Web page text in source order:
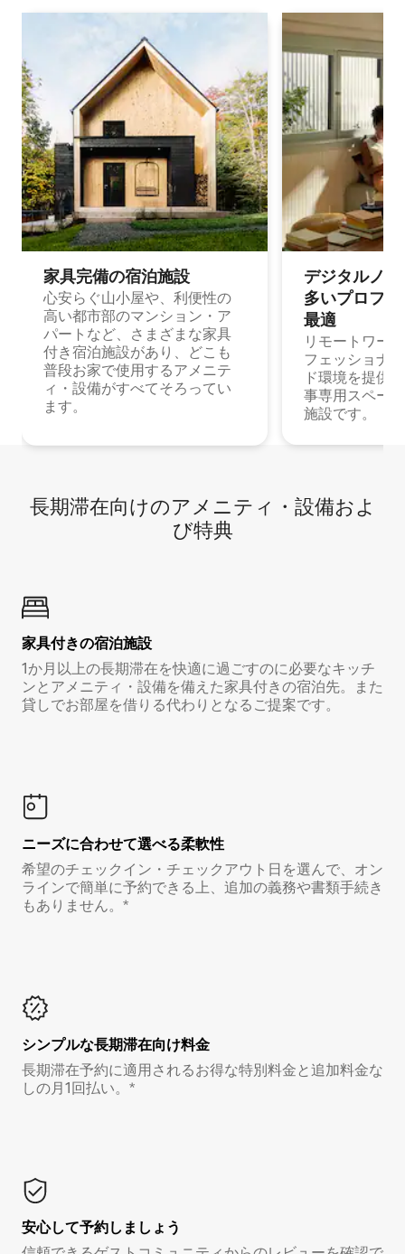
家具完備の宿⁠泊⁠施⁠設
心安らぐ山小屋や、利便性の
高い都市部のマンション・ア
パートなど、さまざまな家具
付き宿泊施設があり、どこも
普段お家で使用するアメニテ
ィ・設備がすべてそろってい
ます。
デジタルノ
多⁠いプ⁠ロ⁠フ⁠
最⁠適
リモートワー
フェッショナ
ド環境を提供
事専用スペー
施設です。
長期滞在向け⁠のア⁠メ⁠ニ⁠テ⁠ィ⁠・設⁠備⁠およ
び特⁠典
家具付き⁠の宿⁠泊⁠施⁠設
1か月以上の長期滞在を快適に過ごすのに必要なキッチ
ンとアメニティ・設備を備えた家具付きの宿泊先。また
貸しでお部屋を借りる代わりとなるご提案です。
ニーズに合わせて選べる柔軟性
希望のチェックイン・チェックアウト日を選んで、オン
ラインで簡単に予約できる上、追加の義務や書類手続き
もありません。*
シンプルな長期滞在向け料金
長期滞在予約に適用されるお得な特別料金と追加料金な
しの月1回払い。*
安心して予約しましょう